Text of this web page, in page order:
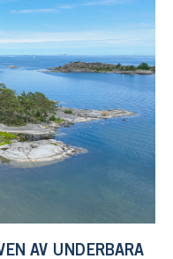
AV UNDERBARA